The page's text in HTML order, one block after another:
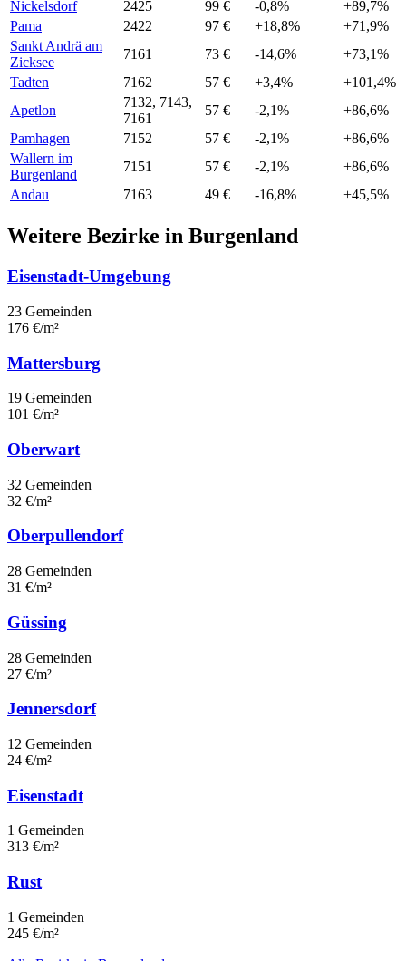
Nickelsdorf
2425 99 € -0,8%
+89,7%
Pama
2422 97 € +18,8%
+71,9%
Sankt Andrä am
Zicksee
7161 73 € -14,6%
+73,1%
Tadten
7162 57 € +3,4%
+101,4%
Apetlon
7132, 7143,
7161
57 € -2,1%
+86,6%
Pamhagen
7152 57 € -2,1%
+86,6%
Wallern im
Burgenland
7151 57 € -2,1%
+86,6%
Andau
7163 49 € -16,8% +45,5%
Weitere Bezirke in Burgenland
Eisenstadt-Umgebung
23 Gemeinden
176 €/m²
Mattersburg
19 Gemeinden
101 €/m²
Oberwart
32 Gemeinden
32 €/m²
Oberpullendorf
28 Gemeinden
31 €/m²
Güssing
28 Gemeinden
27 €/m²
Jennersdorf
12 Gemeinden
24 €/m²
Eisenstadt
1 Gemeinden
313 €/m²
Rust
1 Gemeinden
245 €/m²